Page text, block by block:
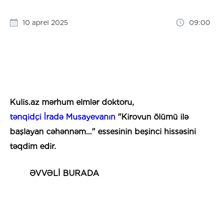
10 aprel 2025 09:00
Kulis.az mərhum elmlər doktoru,
tənqidçi İradə Musayevanın "Kirovun ölümü ilə
başlayan cəhənnəm..." essesinin beşinci hissəsini
təqdim edir.
ƏVVƏLİ BURADA